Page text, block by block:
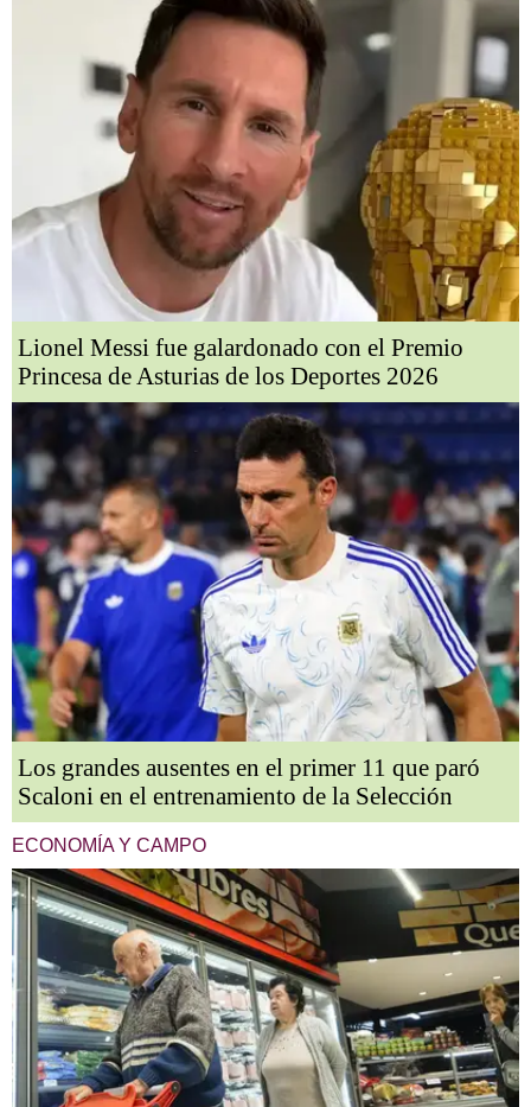
Lionel Messi fue galardonado con el Premio
Princesa de Asturias de los Deportes 2026
Los grandes ausentes en el primer 11 que paró
Scaloni en el entrenamiento de la Selección
ECONOMÍA Y CAMPO